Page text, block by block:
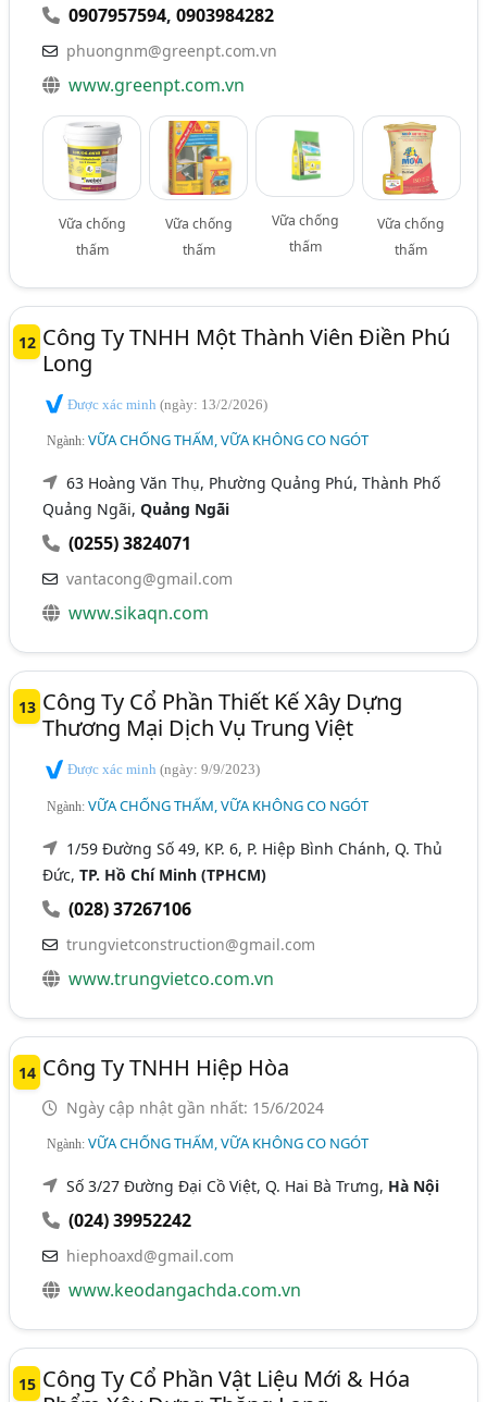
0907957594,0903984282
phuongnm@greenpt.com.vn
www.greenpt.com.vn
Vữa chống
thấm
Vữa chống
thấm
Vữa chống
thấm
Vữa chống
thấm
12 Công Ty TNHH Một Thành Viên Điền Phú
Long
Được xác minh(ngày: 13/2/2026)
Ngành:VỮA CHỐNG THẤM, VỮA KHÔNG CO NGÓT
63 Hoàng Văn Thụ, Phường Quảng Phú, Thành Phố
Quảng Ngãi,Quảng Ngãi
(0255) 3824071
vantacong@gmail.com
www.sikaqn.com
13 Công Ty Cổ Phần Thiết Kế Xây Dựng
Thương Mại Dịch Vụ Trung Việt
Được xác minh(ngày: 9/9/2023)
Ngành:VỮA CHỐNG THẤM, VỮA KHÔNG CO NGÓT
1/59 Đường Số 49, KP. 6, P. Hiệp Bình Chánh, Q. Thủ
Đức,TP. Hồ Chí Minh (TPHCM)
(028) 37267106
trungvietconstruction@gmail.com
www.trungvietco.com.vn
14 Công Ty TNHH Hiệp Hòa
Ngày cập nhật gần nhất: 15/6/2024
Ngành:VỮA CHỐNG THẤM, VỮA KHÔNG CO NGÓT
Số 3/27 Đường Đại Cồ Việt, Q. Hai Bà Trưng, Hà Nội
(024) 39952242
hiephoaxd@gmail.com
www.keodangachda.com.vn
15 Công Ty Cổ Phần Vật Liệu Mới & Hóa